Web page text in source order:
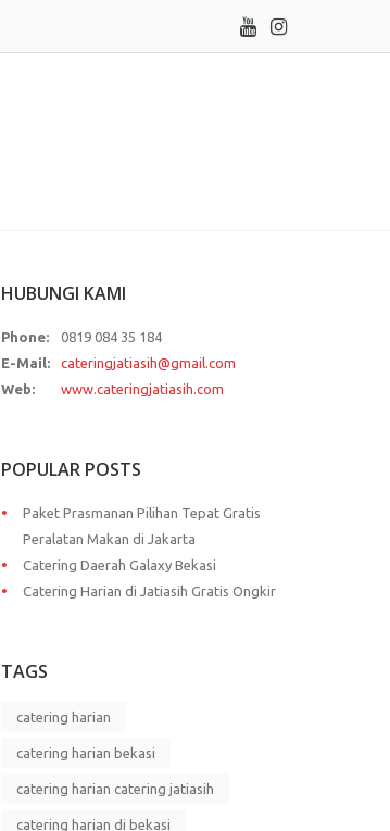
HUBUNGI KAMI
Phone:
0819 084 35 184
E-Mail:
cateringjatiasih@gmail.com
Web:
www.cateringjatiasih.com
POPULAR POSTS
Paket Prasmanan Pilihan Tepat Gratis
Peralatan Makan di Jakarta
Catering Daerah Galaxy Bekasi
Catering Harian di Jatiasih Gratis Ongkir
TAGS
catering harian
catering harian bekasi
catering harian catering jatiasih
catering harian di bekasi